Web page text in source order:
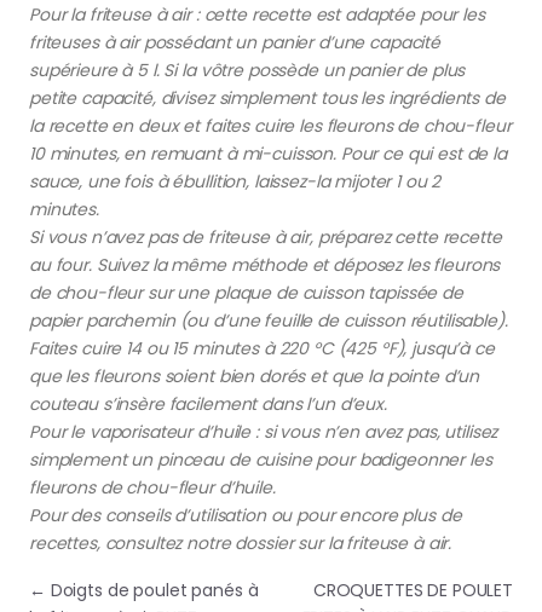
Pour la friteuse à air : cette recette est adaptée pour les
friteuses à air possédant un panier d’une capacité
supérieure à 5 l. Si la vôtre possède un panier de plus
petite capacité, divisez simplement tous les ingrédients de
la recette en deux et faites cuire les fleurons de chou-fleur
10 minutes, en remuant à mi-cuisson. Pour ce qui est de la
sauce, une fois à ébullition, laissez-la mijoter 1 ou 2
minutes.
Si vous n’avez pas de friteuse à air, préparez cette recette
au four. Suivez la même méthode et déposez les fleurons
de chou-fleur sur une plaque de cuisson tapissée de
papier parchemin (ou d’une feuille de cuisson réutilisable).
Faites cuire 14 ou 15 minutes à 220 °C (425 °F), jusqu’à ce
que les fleurons soient bien dorés et que la pointe d’un
couteau s’insère facilement dans l’un d’eux.
Pour le vaporisateur d’huile : si vous n’en avez pas, utilisez
simplement un pinceau de cuisine pour badigeonner les
fleurons de chou-fleur d’huile.
Pour des conseils d’utilisation ou pour encore plus de
recettes, consultez notre dossier sur la friteuse à air.
Navigation de l’article
← Doigts de poulet panés à
CROQUETTES DE POULET